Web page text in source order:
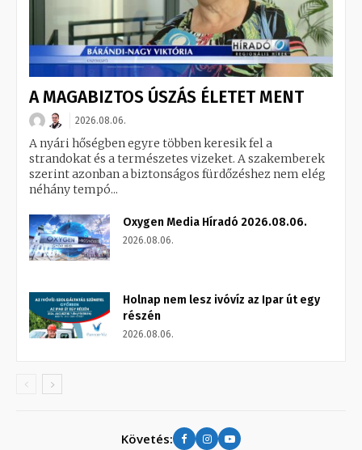
A MAGABIZTOS ÚSZÁS ÉLETET MENT
2026.08.06.
A nyári hőségben egyre többen keresik fel a
strandokat és a természetes vizeket. A szakemberek
szerint azonban a biztonságos fürdőzéshez nem elég
néhány tempó...
Oxygen Media Híradó 2026.08.06.
2026.08.06.
Holnap nem lesz ivóvíz az Ipar út egy
részén
2026.08.06.
Követés: